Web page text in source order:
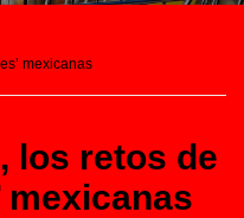
mexicanas
los retos de
mexicanas